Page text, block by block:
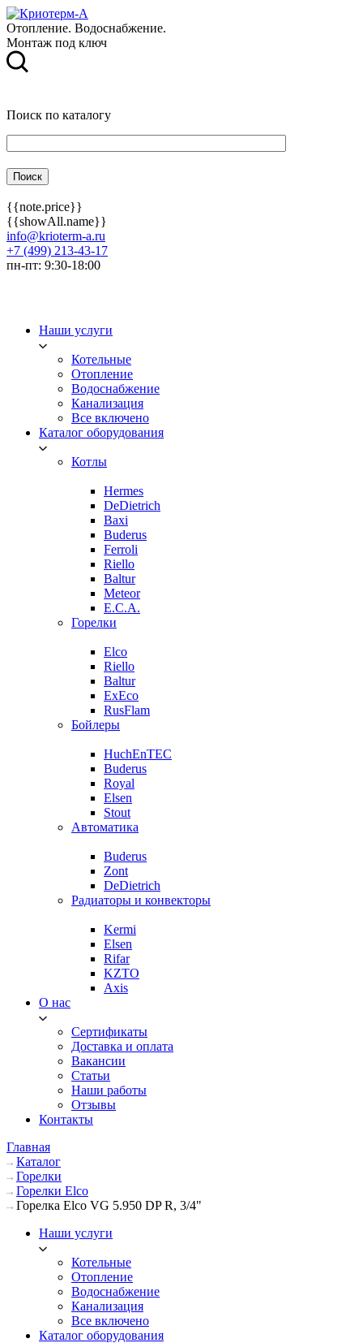
Отопление. Водоснабжение.
Монтаж под ключ
Поиск по каталогу
{{note.price}}
{{showAll.name}}
info@krioterm-a.ru
+7 (499) 213-43-17
пн-пт: 9:30-18:00
Наши услуги
Котельные
Отопление
Водоснабжение
Канализация
Все включено
Каталог оборудования
Котлы
Hermes
DeDietrich
Baxi
Buderus
Ferroli
Riello
Baltur
Meteor
E.C.A.
Горелки
Elco
Riello
Baltur
ExEco
RusFlam
Бойлеры
HuchEnTEC
Buderus
Royal
Elsen
Stout
Автоматика
Buderus
Zont
DeDietrich
Радиаторы и конвекторы
Kermi
Elsen
Rifar
KZTO
Axis
О нас
Сертификаты
Доставка и оплата
Вакансии
Статьи
Наши работы
Отзывы
Контакты
Главная
Каталог
Горелки
Горелки Elco
Горелка Elco VG 5.950 DP R, 3/4"
Наши услуги
Котельные
Отопление
Водоснабжение
Канализация
Все включено
Каталог оборудования